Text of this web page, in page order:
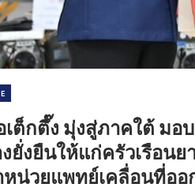
ต็กตึ๊ง มุ่งสู่ภาคใต้ มอ
ยั่งยืนให้แก่ครัวเรือน
น่วยแพทย์เคลื่อนที่ออ